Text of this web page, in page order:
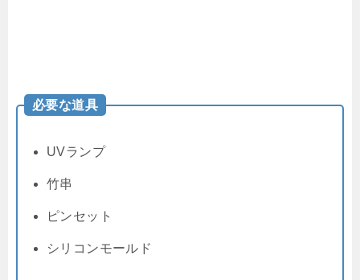
必要な道具
UVランプ
竹串
ピンセット
シリコンモールド